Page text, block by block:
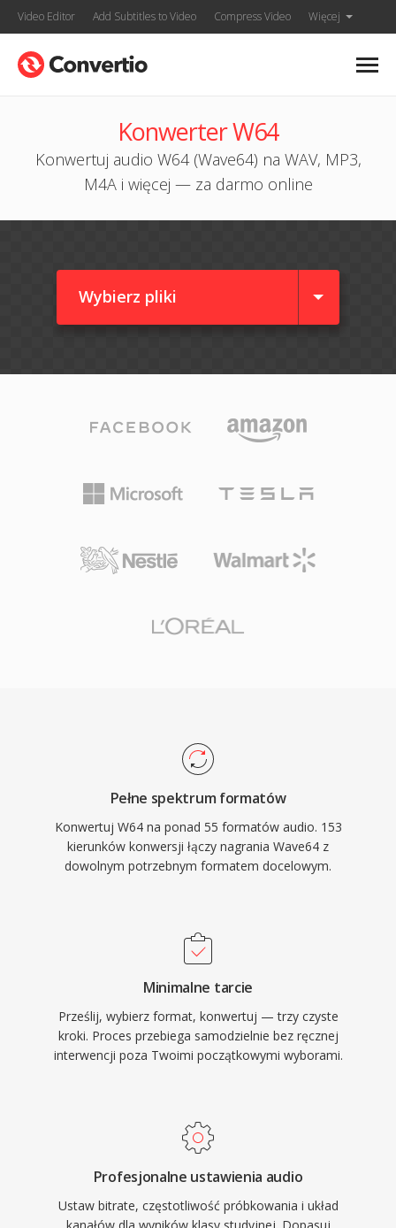
Video Editor Add Subtitles to Video Compress Video Więcej
Konwerter W64
Konwertuj audio W64 (Wave64) na WAV, MP3,
M4A i więcej — za darmo online
Wybierz pliki
Pełne spektrum formatów
Konwertuj W64 na ponad 55 formatów audio. 153
kierunków konwersji łączy nagrania Wave64 z
dowolnym potrzebnym formatem docelowym.
Minimalne tarcie
Prześlij, wybierz format, konwertuj — trzy czyste
kroki. Proces przebiega samodzielnie bez ręcznej
interwencji poza Twoimi początkowymi wyborami.
Profesjonalne ustawienia audio
Ustaw bitrate, częstotliwość próbkowania i układ